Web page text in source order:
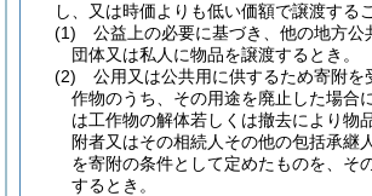
し、又は時価よりも低い価額で譲渡する
(1)
公益上の必要に基づき、他の地方公
団体又は私人に物品を譲渡するとき。
(2)
公用又は公共用に供するため寄附を
作物のうち、その用途を廃止した場合
は工作物の解体若しくは撤去により物
附者又はその相続人その他の包括承継
を寄附の条件として定めたものを、そ
するとき。